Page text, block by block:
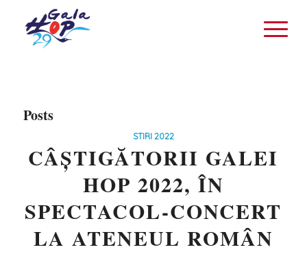
Posts
STIRI 2022
CÂȘTIGĂTORII GALEI
HOP 2022, ÎN
SPECTACOL-CONCERT
LA ATENEUL ROMÂN